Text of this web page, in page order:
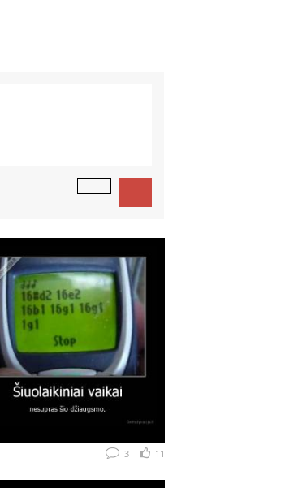
3 11